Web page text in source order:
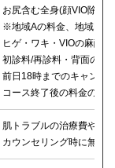
お尻含む全身(顔VIO除く
※地域Aの料金、地域Bは
ヒゲ・ワキ・VIOの麻酔
初診料/再診料・背面のシ
前日18時までのキャンセ
コース終了後の料金の記
肌トラブルの治療費や薬
カウンセリング時に無料